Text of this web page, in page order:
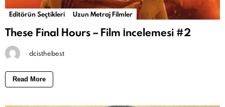
Editörün Seçtikleri Uzun Metraj Filmler
These Final Hours – Film İncelemesi #2
-dcisthebest
Read More